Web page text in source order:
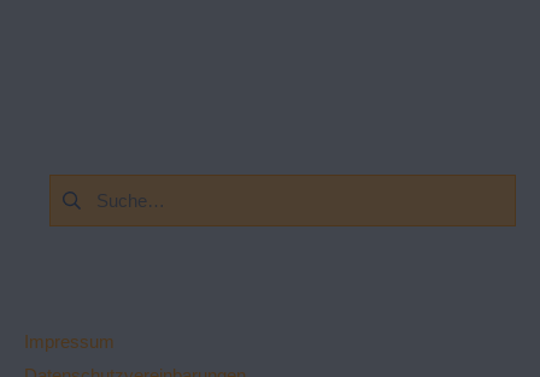
Suchen
nach:
Impressum